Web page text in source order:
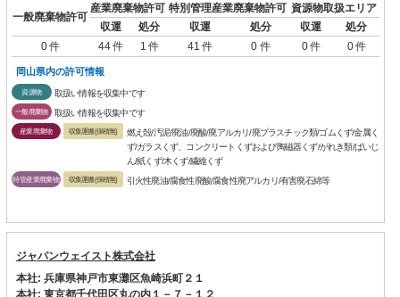
一般廃棄物許可
産業廃棄物許可 特別管理産業廃棄物許可 資源物取扱エリア
収運
処分 収運 処分 収運
処分
0 件
44 件 1 件 41 件 0 件 0 件 0 件
岡山県内の許可情報
資源物 取扱い情報を収集中です
一般廃棄物 取扱い情報を収集中です
産業廃棄物 収集運搬(保積無)
燃え殻/汚泥/廃油/廃酸/廃アルカリ/廃プラスチック類/ゴムくず/金属く
ず/ガラスくず、コンクリートくずおよび陶磁器くず/がれき類/ばいじ
ん/紙くず/木くず/繊維くず
特管産業廃棄物 収集運搬(保積無) 引火性廃油/腐食性廃酸/腐食性廃アルカリ/有害廃石綿等
ジャパンウェイスト株式会社
本社: 兵庫県神戸市東灘区魚崎浜町２１
本社: 東京都千代田区丸の内１－７－１２